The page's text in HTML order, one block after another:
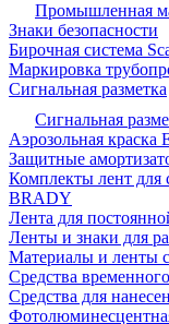
Промышленная
Знаки безопасности
Бирочная система
Маркировка
Сигнальная разметка
Сигнальная
Аэрозольная краска
Защитные
Комплекты лент для
BRADY
Лента для
Ленты и знаки для
Материалы и ленты
Средства
Средства для